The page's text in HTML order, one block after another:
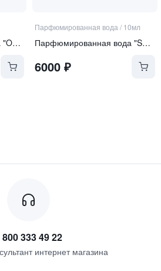
Парфюмированная вода "Over the Moon"
Парфюмированная вода / 10мл
Парфюмированная вода "Sophistication"
6000₽
800 333 49 22
интернет магазина